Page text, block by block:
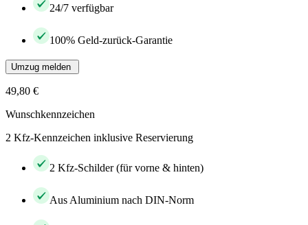
24/7 verfügbar
100% Geld-zurück-Garantie
Umzug melden
49,80 €
Wunschkennzeichen
2 Kfz-Kennzeichen inklusive Reservierung
2 Kfz-Schilder (für vorne & hinten)
Aus Aluminium nach DIN-Norm